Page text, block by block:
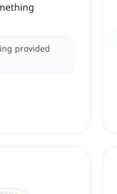
provided